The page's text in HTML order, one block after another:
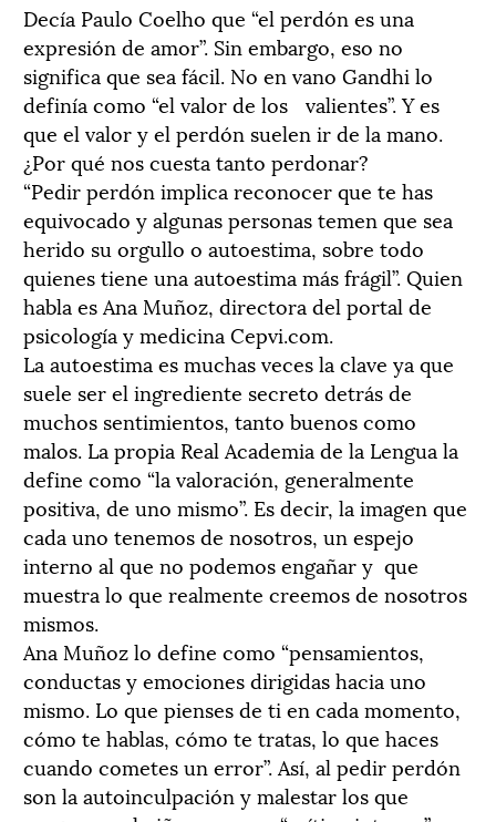
Decía Paulo Coelho que “el perdón es una
expresión de amor”. Sin embargo, eso no
significa que sea fácil. No en vano Gandhi lo
definía como “el valor de los valientes”. Y es
que el valor y el perdón suelen ir de la mano.
¿Por qué nos cuesta tanto perdonar?
“Pedir perdón implica reconocer que te has
equivocado y algunas personas temen que sea
herido su orgullo o autoestima, sobre todo
quienes tiene una autoestima más frágil”. Quien
habla es Ana Muñoz, directora del portal de
psicología y medicina Cepvi.com.
La autoestima es muchas veces la clave ya que
suele ser el ingrediente secreto detrás de
muchos sentimientos, tanto buenos como
malos. La propia Real Academia de la Lengua la
define como “la valoración, generalmente
positiva, de uno mismo”. Es decir, la imagen que
cada uno tenemos de nosotros, un espejo
interno al que no podemos engañar y que
muestra lo que realmente creemos de nosotros
mismos.
Ana Muñoz lo define como “pensamientos,
conductas y emociones dirigidas hacia uno
mismo. Lo que pienses de ti en cada momento,
cómo te hablas, cómo te tratas, lo que haces
cuando cometes un error”. Así, al pedir perdón
son la autoinculpación y malestar los que